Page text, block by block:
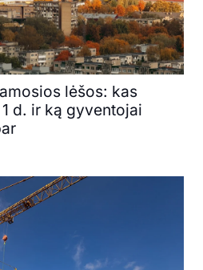
lėšos: kas
d. ir ką gyventojai